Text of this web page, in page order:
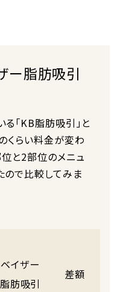
ー脂肪吸引
「KB脂肪吸引」と
くらい料金が変わ
位と2部位のメニュ
ので比較してみま
ベイザー
脂肪吸引
差額